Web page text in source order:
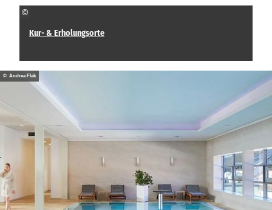
©
Kur- & Erholungsorte
© Andrea Flak